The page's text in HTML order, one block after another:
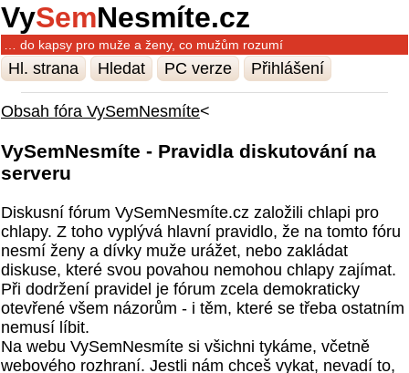
VySemNesmíte.cz
… do kapsy pro muže a ženy, co mužům rozumí
Hl. strana Hledat PC verze Přihlášení
Obsah fóra VySemNesmíte<
VySemNesmíte - Pravidla diskutování na
serveru
Diskusní fórum VySemNesmíte.cz založili chlapi pro
chlapy. Z toho vyplývá hlavní pravidlo, že na tomto fóru
nesmí ženy a dívky muže urážet, nebo zakládat
diskuse, které svou povahou nemohou chlapy zajímat.
Při dodržení pravidel je fórum zcela demokraticky
otevřené všem názorům - i těm, které se třeba ostatním
nemusí líbit.
Na webu VySemNesmíte si všichni tykáme, včetně
webového rozhraní. Jestli nám chceš vykat, nevadí to,